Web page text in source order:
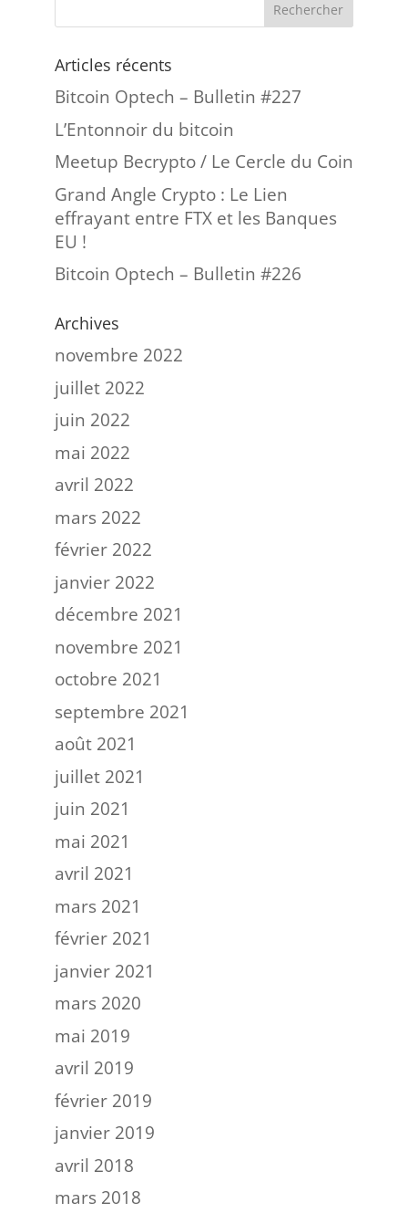
Articles récents
Bitcoin Optech – Bulletin #227
L’Entonnoir du bitcoin
Meetup Becrypto / Le Cercle du Coin
Grand Angle Crypto : Le Lien
effrayant entre FTX et les Banques
EU !
Bitcoin Optech – Bulletin #226
Archives
novembre 2022
juillet 2022
juin 2022
mai 2022
avril 2022
mars 2022
février 2022
janvier 2022
décembre 2021
novembre 2021
octobre 2021
septembre 2021
août 2021
juillet 2021
juin 2021
mai 2021
avril 2021
mars 2021
février 2021
janvier 2021
mars 2020
mai 2019
avril 2019
février 2019
janvier 2019
avril 2018
mars 2018